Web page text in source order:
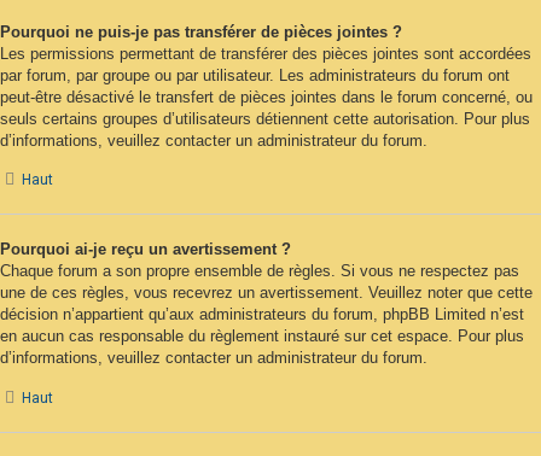
Pourquoi ne puis-je pas transférer de pièces jointes ?
Les permissions permettant de transférer des pièces jointes sont accordées
par forum, par groupe ou par utilisateur. Les administrateurs du forum ont
peut-être désactivé le transfert de pièces jointes dans le forum concerné, ou
seuls certains groupes d’utilisateurs détiennent cette autorisation. Pour plus
d’informations, veuillez contacter un administrateur du forum.
Haut
Pourquoi ai-je reçu un avertissement ?
Chaque forum a son propre ensemble de règles. Si vous ne respectez pas
une de ces règles, vous recevrez un avertissement. Veuillez noter que cette
décision n’appartient qu’aux administrateurs du forum, phpBB Limited n’est
en aucun cas responsable du règlement instauré sur cet espace. Pour plus
d’informations, veuillez contacter un administrateur du forum.
Haut